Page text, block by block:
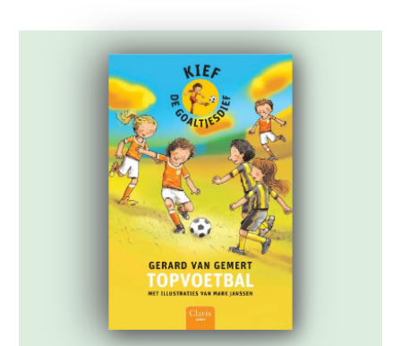
talloze landgenoten en ook nog aandacht
op televisie. Daar krijgen […]